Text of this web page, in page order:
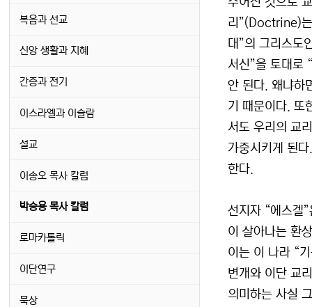
리”(Doctrine)는
대”의 그리스도
서신”을 토대로
안 된다. 왜냐하
기 때문이다. 또
서도 우리의 교
가중시키게 된
한다.
선지자 “에스겔
이 살아나는 환
이는 이 나라 “
변개와 이단 교
의미하는 사실
복음과 선교
신앙 생활과 지혜
간증과 전기
이스라엘과 이슬람
설교
이송오 목사 칼럼
박승용 목사 칼럼
로마카톨릭
이단연구
묵상